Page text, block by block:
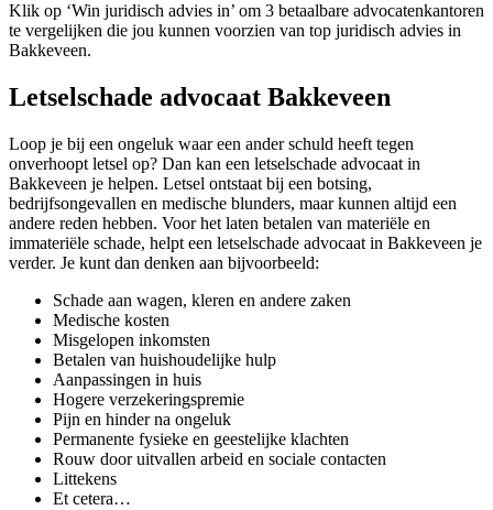
Klik op ‘Win juridisch advies in’ om 3 betaalbare advocatenkantoren
te vergelijken die jou kunnen voorzien van top juridisch advies in
Bakkeveen.
Letselschade advocaat Bakkeveen
Loop je bij een ongeluk waar een ander schuld heeft tegen
onverhoopt letsel op? Dan kan een letselschade advocaat in
Bakkeveen je helpen. Letsel ontstaat bij een botsing,
bedrijfsongevallen en medische blunders, maar kunnen altijd een
andere reden hebben. Voor het laten betalen van materiële en
immateriële schade, helpt een letselschade advocaat in Bakkeveen je
verder. Je kunt dan denken aan bijvoorbeeld:
Schade aan wagen, kleren en andere zaken
Medische kosten
Misgelopen inkomsten
Betalen van huishoudelijke hulp
Aanpassingen in huis
Hogere verzekeringspremie
Pijn en hinder na ongeluk
Permanente fysieke en geestelijke klachten
Rouw door uitvallen arbeid en sociale contacten
Littekens
Et cetera…